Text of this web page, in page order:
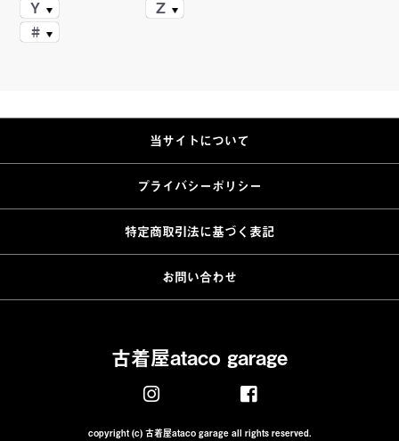
Y
Z
#
当サイトについて
プライバシーポリシー
特定商取引法に基づく表記
お問い合わせ
古着屋ataco garage
copyright (c) 古着屋ataco garage all rights reserved.